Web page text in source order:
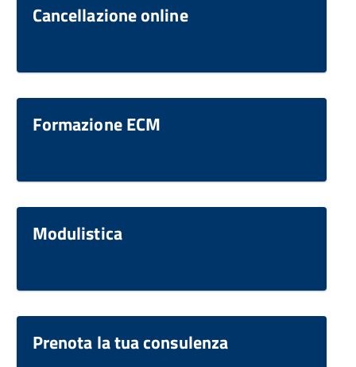
Cancellazione online
Formazione ECM
Modulistica
Prenota la tua consulenza